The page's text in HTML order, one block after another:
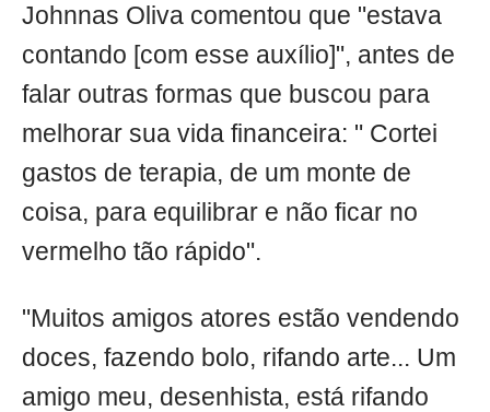
Johnnas Oliva comentou que "estava
contando [com esse auxílio]", antes de
falar outras formas que buscou para
melhorar sua vida financeira: " Cortei
gastos de terapia, de um monte de
coisa, para equilibrar e não ficar no
vermelho tão rápido".
"Muitos amigos atores estão vendendo
doces, fazendo bolo, rifando arte... Um
amigo meu, desenhista, está rifando